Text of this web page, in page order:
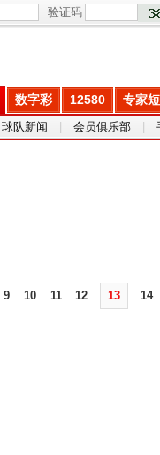
验证码
数字彩 12580 专家
球队新闻 会员俱乐部
9 10 11 12 13 14